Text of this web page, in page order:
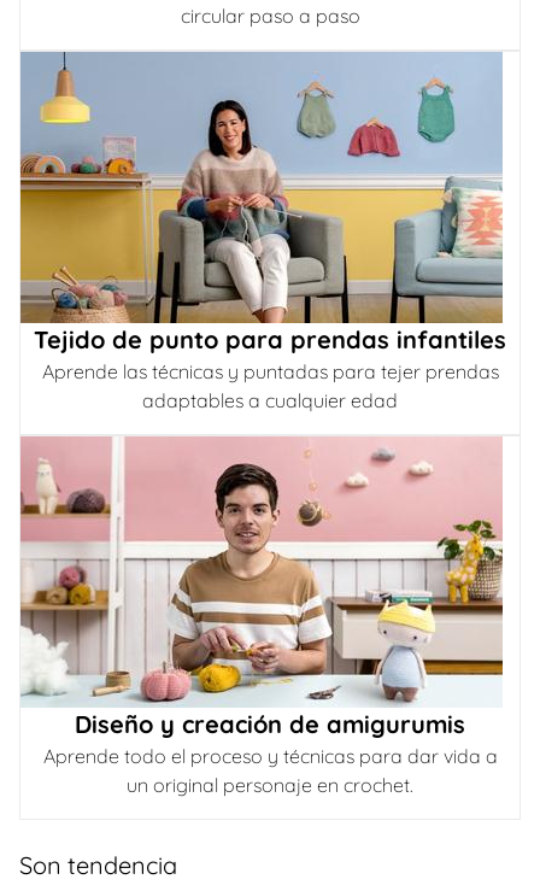
circular paso a paso
Tejido de punto para prendas infantiles
Aprende las técnicas y puntadas para tejer prendas
adaptables a cualquier edad
Diseño y creación de amigurumis
Aprende todo el proceso y técnicas para dar vida a
un original personaje en crochet.
Son tendencia